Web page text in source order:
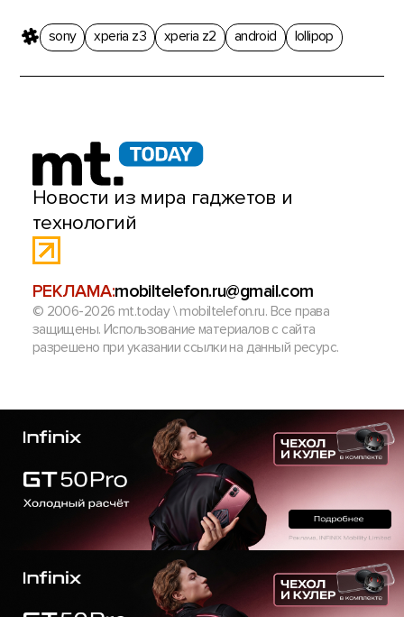
sony xperia z3 xperia z2 android lollipop
Новости из мира гаджетов и
технологий
РЕКЛАМА:mobiltelefon.ru@gmail.com
© 2006-2026 mt.today \ mobiltelefon.ru. Все права
защищены. Использование материалов с сайта
разрешено при указании ссылки на данный ресурс.